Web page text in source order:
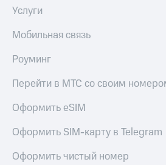
Услуги
Мобильная связь
Роуминг
Перейти в МТС со своим
Оформить eSIM
Оформить SIM-карту в Telegram
Оформить чистый номер